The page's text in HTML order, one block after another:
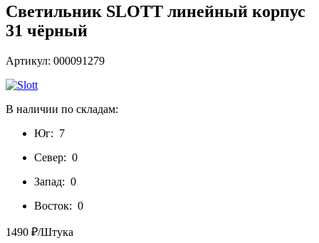
Светильник SLOTT линейный корпус
31 чёрный
Артикул: 000091279
В наличии по складам:
Юг: 7
Север: 0
Запад: 0
Восток: 0
1490 ₽/Штука